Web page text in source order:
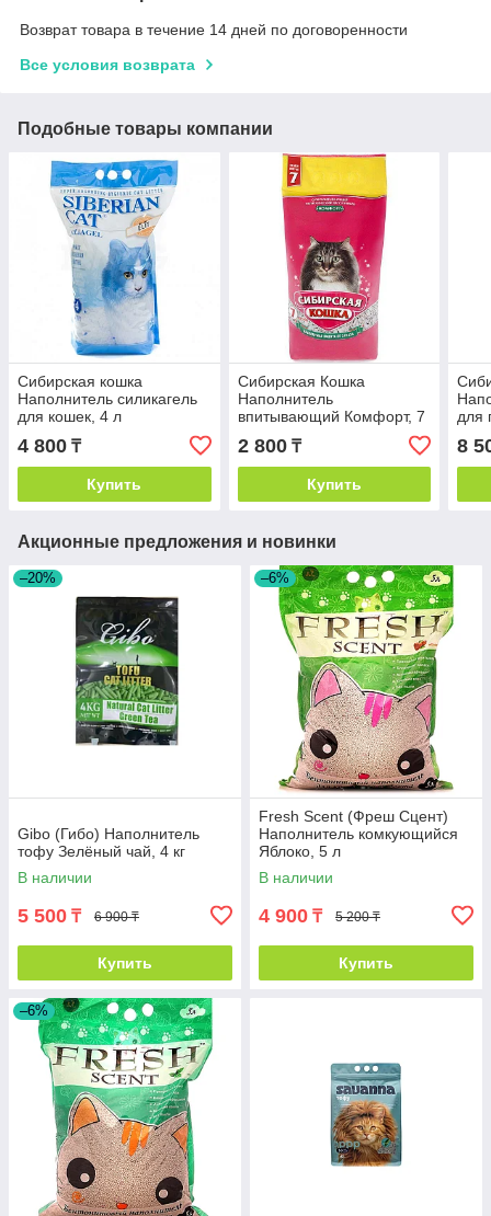
Возврат товара в течение 14 дней по договоренности
Все условия возврата
Подобные товары компании
Сибирская кошка
Наполнитель силикагель
для кошек, 4 л
4 800 ₸
Купить
Сибирская Кошка
Наполнитель
впитывающий Комфорт, 7
2 800₸
Купить
для
8
Акционные предложения и новинки
–20%
Gibo (Гибо) Наполнитель
тофу Зелёный чай, 4 кг
В наличии
5 500 ₸ 6 900 ₸
Купить
–6%
Fresh Scent (Фреш Сцент)
Наполнитель комкующийся
Яблоко, 5 л
В наличии
4 900 ₸ 5 200 ₸
Купить
–6%